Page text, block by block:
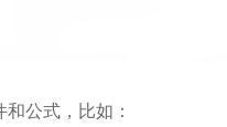
公式，比如：